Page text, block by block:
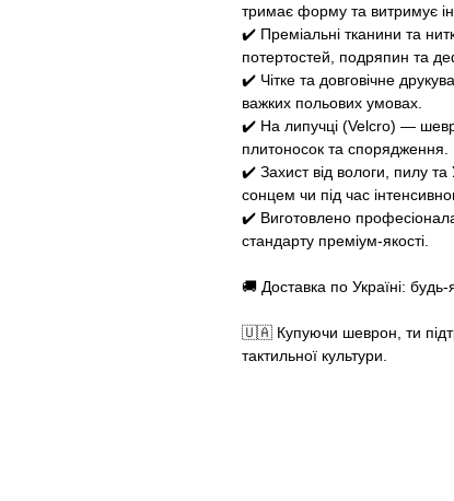
тримає форму та витримує
✔️ Преміальні тканини та
потертостей, подряпин та
✔️ Чітке та довговічне
важких польових умовах.
✔️ На липучці (Velcro) —
плитоносок та спорядження.
✔️ Захист від вологи, пилу
сонцем чи під час
✔️ Виготовлено
стандарту преміум-якості.
🚚 Доставка по Україні:
🇺🇦 Купуючи шеврон, ти
тактильної культури.